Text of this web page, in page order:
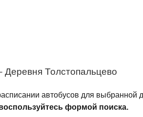
Деревня Толстопальцево
автобусов для выбранной
формой поиска.